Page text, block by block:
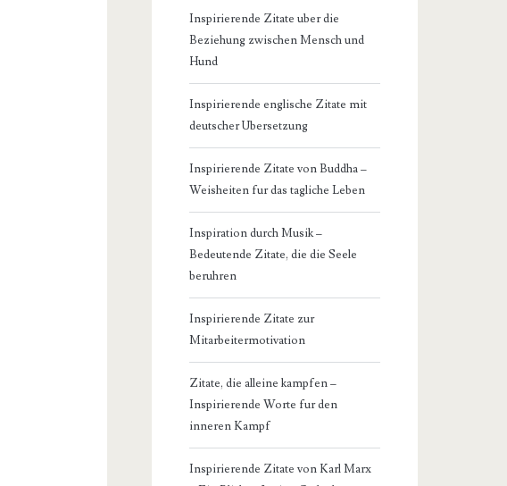
Inspirierende Zitate uber die
Beziehung zwischen Mensch und
Hund
Inspirierende englische Zitate mit
deutscher Ubersetzung
Inspirierende Zitate von Buddha –
Weisheiten fur das tagliche Leben
Inspiration durch Musik –
Bedeutende Zitate, die die Seele
beruhren
Inspirierende Zitate zur
Mitarbeitermotivation
Zitate, die alleine kampfen –
Inspirierende Worte fur den
inneren Kampf
Inspirierende Zitate von Karl Marx